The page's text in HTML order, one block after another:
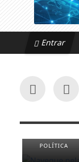
Entrar
POLÍTICA